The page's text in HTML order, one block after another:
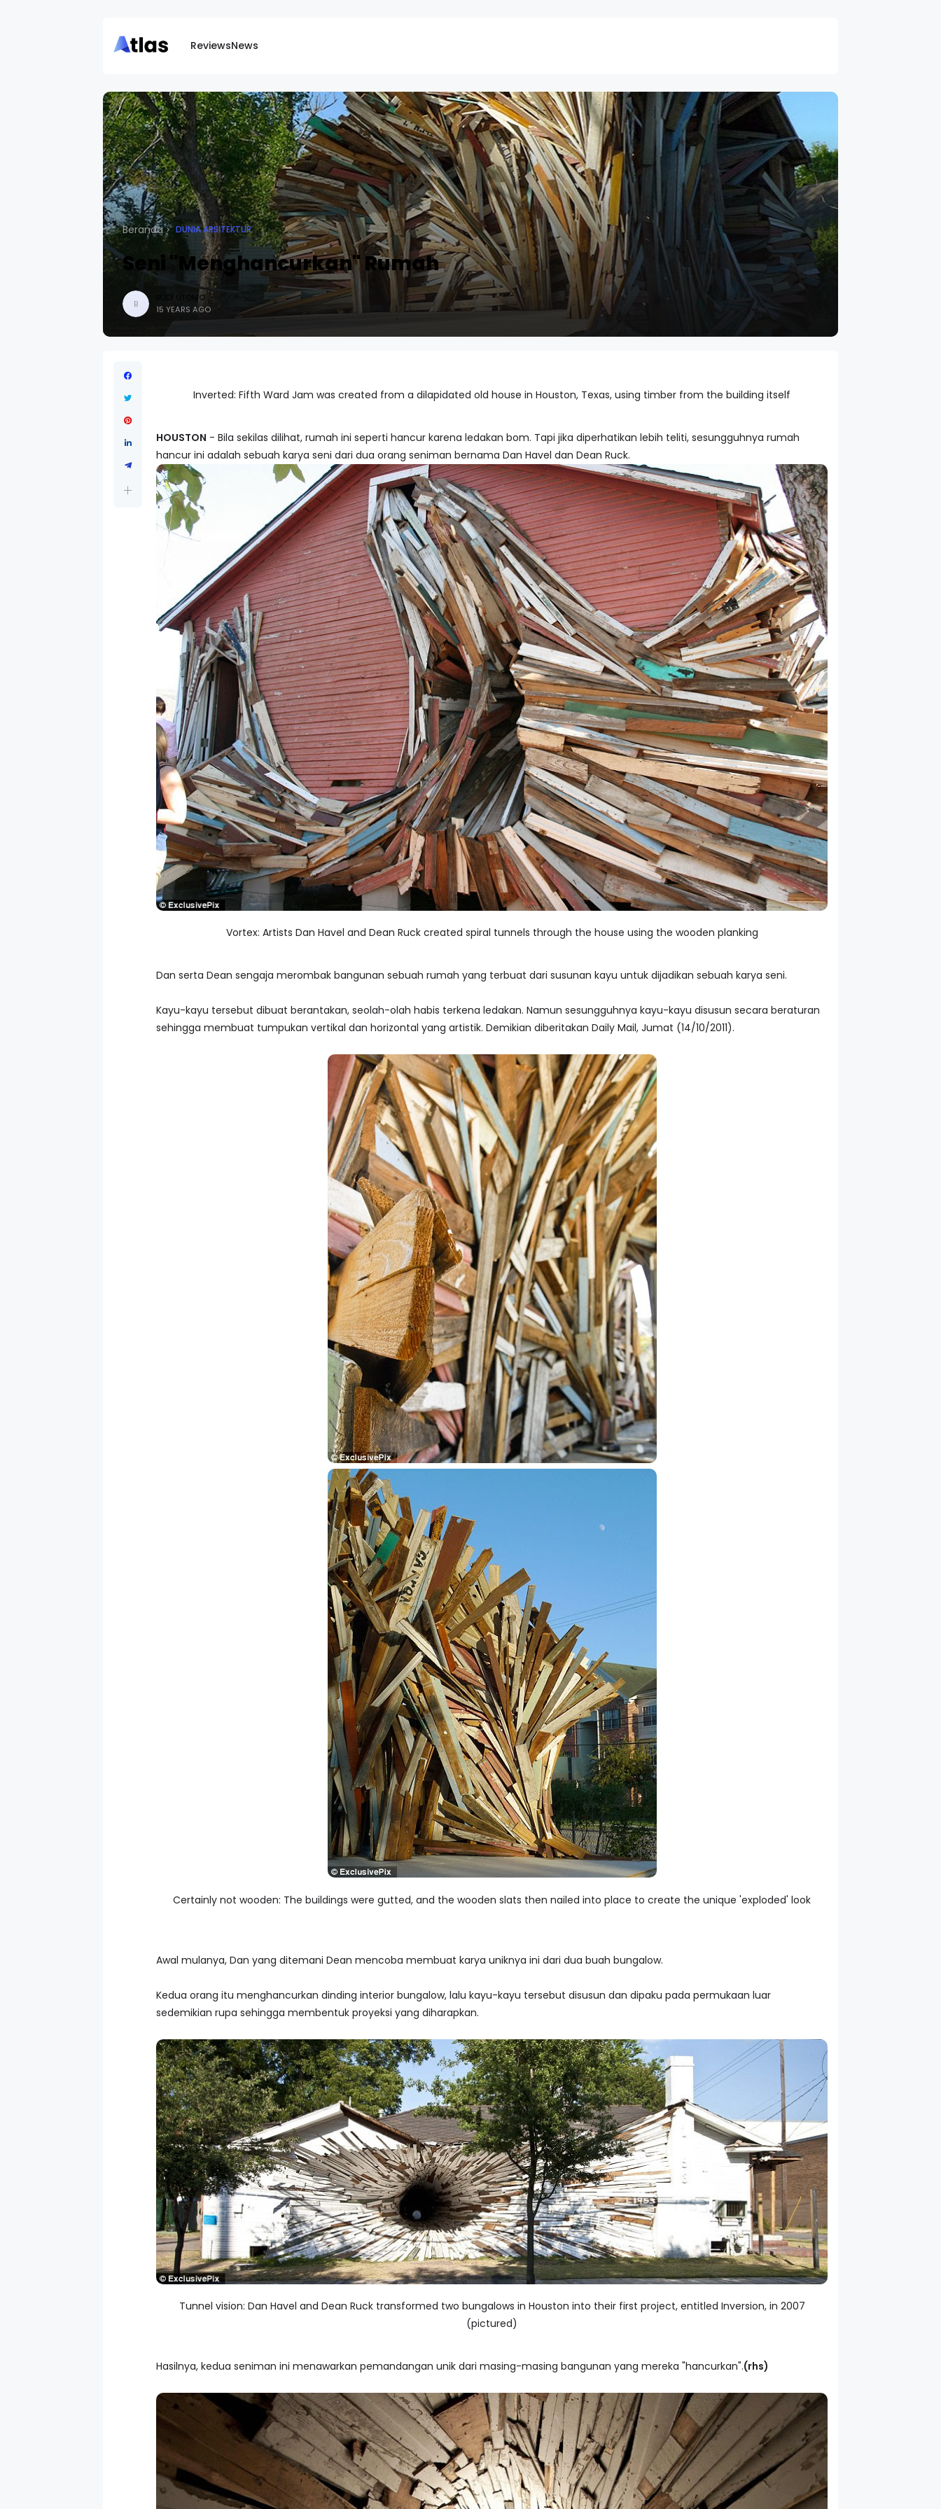
ReviewsNews
Beranda DUNIA ARSITEKTUR
Seni "Menghancurkan" Rumah
B
BUDI UTOMO
15 YEARS AGO
Inverted: Fifth Ward Jam was created from a dilapidated old house in Houston, Texas, using timber from the building itself
HOUSTON - Bila sekilas dilihat, rumah ini seperti hancur karena ledakan bom. Tapi jika diperhatikan lebih teliti, sesungguhnya rumah
hancur ini adalah sebuah karya seni dari dua orang seniman bernama Dan Havel dan Dean Ruck.
Vortex: Artists Dan Havel and Dean Ruck created spiral tunnels through the house using the wooden planking
Dan serta Dean sengaja merombak bangunan sebuah rumah yang terbuat dari susunan kayu untuk dijadikan sebuah karya seni.
Kayu-kayu tersebut dibuat berantakan, seolah-olah habis terkena ledakan. Namun sesungguhnya kayu-kayu disusun secara beraturan
sehingga membuat tumpukan vertikal dan horizontal yang artistik. Demikian diberitakan Daily Mail, Jumat (14/10/2011).
Certainly not wooden: The buildings were gutted, and the wooden slats then nailed into place to create the unique 'exploded' look
Awal mulanya, Dan yang ditemani Dean mencoba membuat karya uniknya ini dari dua buah bungalow.
Kedua orang itu menghancurkan dinding interior bungalow, lalu kayu-kayu tersebut disusun dan dipaku pada permukaan luar
sedemikian rupa sehingga membentuk proyeksi yang diharapkan.
Tunnel vision: Dan Havel and Dean Ruck transformed two bungalows in Houston into their first project, entitled Inversion, in 2007
(pictured)
Hasilnya, kedua seniman ini menawarkan pemandangan unik dari masing-masing bangunan yang mereka "hancurkan".(rhs)